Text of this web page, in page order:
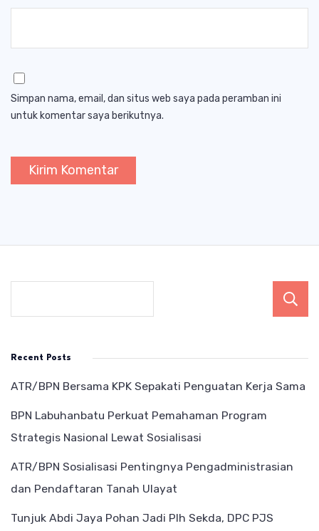
Simpan nama, email, dan situs web saya pada peramban ini
untuk komentar saya berikutnya.
Recent Posts
ATR/BPN Bersama KPK Sepakati Penguatan Kerja Sama
BPN Labuhanbatu Perkuat Pemahaman Program
Strategis Nasional Lewat Sosialisasi
ATR/BPN Sosialisasi Pentingnya Pengadministrasian
dan Pendaftaran Tanah Ulayat
Tunjuk Abdi Jaya Pohan Jadi Plh Sekda, DPC PJS